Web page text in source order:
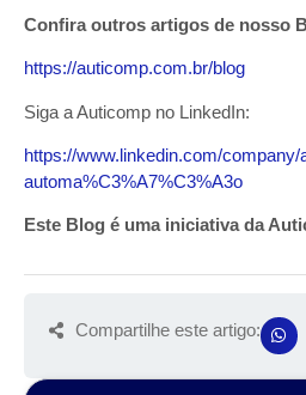
Confira outros artigos de nosso
https://auticomp.com.br/blog
Siga a Auticomp no LinkedIn:
https://www.linkedin.com/company/
automa%C3%A7%C3%A3o
Este Blog é uma iniciativa da
Compartilhe este artigo: